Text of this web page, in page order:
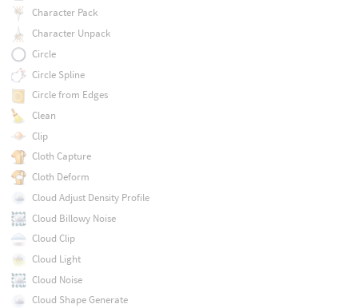
Character Pack
Character Unpack
Circle
Circle Spline
Circle from Edges
Clean
Clip
Cloth Capture
Cloth Deform
Cloud Adjust Density Profile
Cloud Billowy Noise
Cloud Clip
Cloud Light
Cloud Noise
Cloud Shape Generate